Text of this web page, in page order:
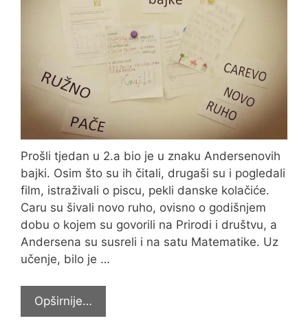
Prošli tjedan u 2.a bio je u znaku Andersenovih
bajki. Osim što su ih čitali, drugaši su i pogledali
film, istraživali o piscu, pekli danske kolačiće.
Caru su šivali novo ruho, ovisno o godišnjem
dobu o kojem su govorili na Prirodi i društvu, a
Andersena su susreli i na satu Matematike. Uz
učenje, bilo je …
Opširnije…
bajke